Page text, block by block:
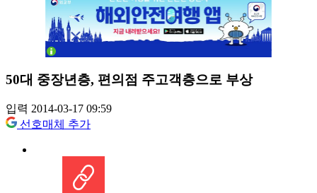
50대 중장년층, 편의점 주고객층으로 부상
입력 2014-03-17 09:59
선호매체 추가